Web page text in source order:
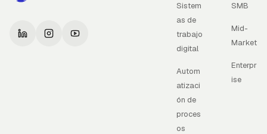
Sistem
as de
trabajo
digital
Autom
atizaci
ón de
proces
os
SMB
Mid-
Market
Enterpr
ise